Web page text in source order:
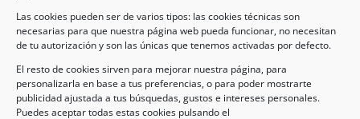
Las cookies pueden ser de varios tipos: las cookies técnicas son
necesarias para que nuestra página web pueda funcionar, no necesitan
de tu autorización y son las únicas que tenemos activadas por defecto.
El resto de cookies sirven para mejorar nuestra página, para
personalizarla en base a tus preferencias, o para poder mostrarte
publicidad ajustada a tus búsquedas, gustos e intereses personales.
Puedes aceptar todas estas cookies pulsando el
AVISO LEGAL
POLÍTICA DE COOKIES